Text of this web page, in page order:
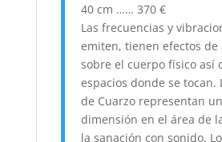
40 cm …… 370 €
Las frecuencias y
emiten, tienen efectos de
sobre el cuerpo físico así
espacios donde se tocan.
de Cuarzo representan
dimensión en el área de
la sanación con sonido.